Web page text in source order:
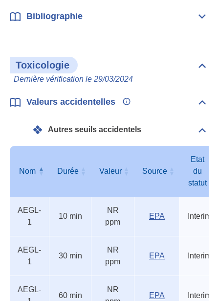
Bibliographie
Toxicologie
Dernière vérification le 29/03/2024
Valeurs accidentelles
Autres seuils accidentels
seuils
accidentels
Nom Durée Valeur Source
Etat
du
statut
du
AEGL-
1
10 min
NR
ppm
EPA Interim
AEGL-
1
30 min
NR
ppm
EPA Interim
AEGL-
60 min
NR
EPA Interim